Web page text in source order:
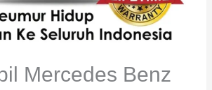
Mercedes Benz